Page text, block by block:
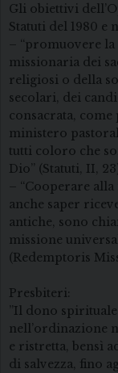
Gli obiettivi
Statuti del 1980 e
– “promuovere
missionaria dei
religiosi o della
secolari, dei
consacrata,
ministero
tutti coloro che
Dio” (Statuti, II,
– “Cooperare
anche saper
antiche, sono
missione
(Redemptoris
Presbiteri:
”Il dono
nell’ordinazione
e ristretta, bensì
di salvezza, fino